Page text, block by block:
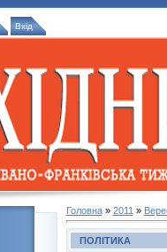
Вхід
Головна» 2011 »
ПОЛІТИКА